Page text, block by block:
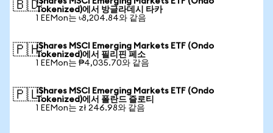
🇧🇩Tokenized)에서 방글라데시 타카
1 EEMon는 ৳8,204.84와 같음
🇵🇭iShares MSCI Emerging Markets ETF (Ondo
Tokenized)에서 필리핀 페소
1 EEMon는 ₱4,035.70와 같음
🇵🇱iShares MSCI Emerging Markets ETF (Ondo
Tokenized)에서 폴란드 즐로티
1 EEMon는 zł 246.98와 같음